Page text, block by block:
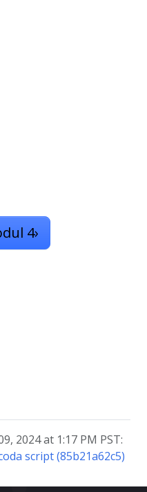
4›
2024 at 1:17 PM PST:
script (85b21a62c5)